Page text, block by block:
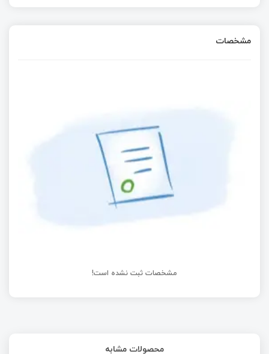
رنگ مقاومت ها را بشناسید - به همراه اپلیکیشن
اسکن حرفه ای اندروید
مشخصات
مشخصات ثبت نشده است!
محصولات مشابه